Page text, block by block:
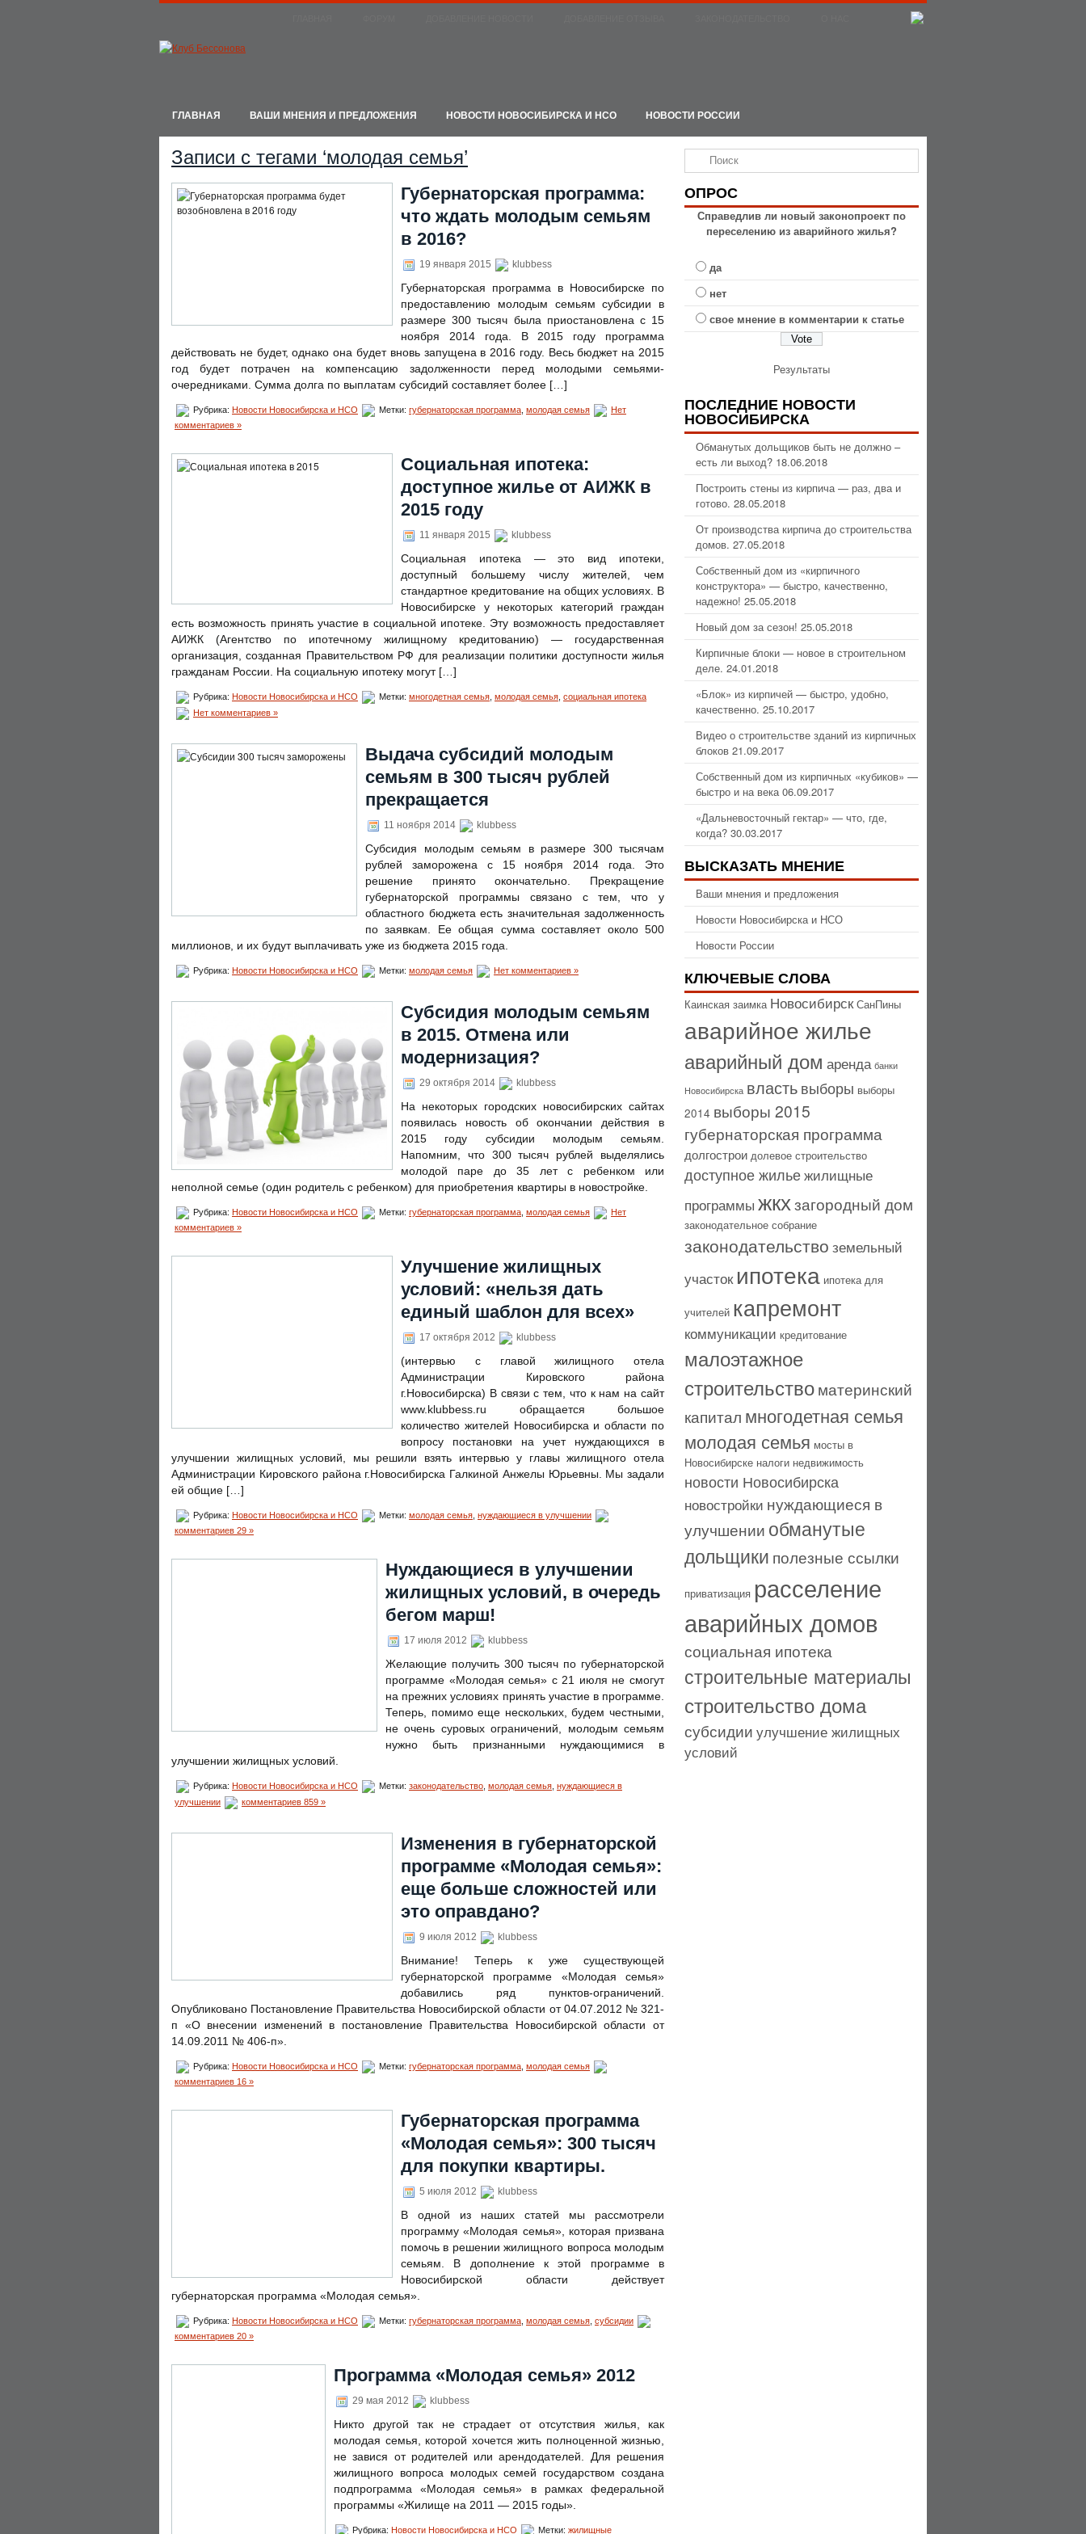
ГЛАВНАЯ ВАШИ МНЕНИЯ И ПРЕДЛОЖЕНИЯ НОВОСТИ НОВОСИБИРСКА И НСО НОВОСТИ РОССИИ
Записи с тегами ‘молодая семья’
Губернаторская программа:
что ждать молодым семьям
в 2016?
19 января 2015 klubbess
Губернаторская программа в Новосибирске по
предоставлению молодым семьям субсидии в
размере 300 тысяч была приостановлена с 15
ноября 2014 года. В 2015 году программа
действовать не будет, однако она будет вновь запущена в 2016 году. Весь бюджет на 2015
год будет потрачен на компенсацию задолженности перед молодыми семьями-
очередниками. Сумма долга по выплатам субсидий составляет более […]
Рубрика: Новости Новосибирска и НСО Метки: губернаторская программа молодая семья
Нет
комментариев »
Социальная ипотека:
доступное жилье от АИЖК в
2015 году
11 января 2015 klubbess
Социальная ипотека — это вид ипотеки,
доступный большему числу жителей, чем
стандартное кредитование на общих условиях. В
Новосибирске у некоторых категорий граждан
есть возможность принять участие в социальной ипотеке. Эту возможность предоставляет
АИЖК (Агентство по ипотечному жилищному кредитованию) — государственная
организация, созданная Правительством РФ для реализации политики доступности жилья
гражданам России. На социальную ипотеку могут […]
Рубрика: Новости Новосибирска и НСО Метки: многодетная семья молодая семья социальная ипотека
Нет комментариев »
Выдача субсидий молодым
семьям в 300 тысяч рублей
прекращается
11 ноября 2014 klubbess
Субсидия молодым семьям в размере 300 тысячам
рублей заморожена с 15 ноября 2014 года. Это
решение принято окончательно. Прекращение
губернаторской программы связано с тем, что у
областного бюджета есть значительная задолженность
по заявкам. Ее общая сумма составляет около 500
миллионов, и их будут выплачивать уже из бюджета 2015 года.
Рубрика: Новости Новосибирска и НСО Метки: молодая семья Нет комментариев »
Субсидия молодым семьям
в 2015. Отмена или
модернизация?
29 октября 2014 klubbess
На некоторых городских новосибирских сайтах
появилась новость об окончании действия в
2015 году субсидии молодым семьям.
Напомним, что 300 тысяч рублей выделялись
молодой паре до 35 лет с ребенком или
неполной семье (один родитель с ребенком) для приобретения квартиры в новостройке.
Рубрика: Новости Новосибирска и НСО Метки: губернаторская программа молодая семья
Нет
комментариев »
Улучшение жилищных
условий: «нельзя дать
единый шаблон для всех»
17 октября 2012 klubbess
(интервью с главой жилищного отела
Администрации Кировского района
г.Новосибирска) В связи с тем, что к нам на сайт
www.klubbess.ru обращается большое
количество жителей Новосибирска и области по
вопросу постановки на учет нуждающихся в
улучшении жилищных условий, мы решили взять интервью у главы жилищного отела
Администрации Кировского района г.Новосибирска Галкиной Анжелы Юрьевны. Мы задали
ей общие […]
Рубрика: Новости Новосибирска и НСО Метки: молодая семья нуждающиеся в улучшении
комментариев 29 »
Нуждающиеся в улучшении
жилищных условий, в очередь
бегом марш!
17 июля 2012 klubbess
Желающие получить 300 тысяч по губернаторской
программе «Молодая семья» с 21 июля не смогут
на прежних условиях принять участие в программе.
Теперь, помимо еще нескольких, будем честными,
не очень суровых ограничений, молодым семьям
нужно быть признанными нуждающимися в
улучшении жилищных условий.
Рубрика: Новости Новосибирска и НСО Метки: законодательство молодая семья нуждающиеся в
улучшении
комментариев 859 »
Изменения в губернаторской
программе «Молодая семья»:
еще больше сложностей или
это оправдано?
9 июля 2012 klubbess
Внимание! Теперь к уже существующей
губернаторской программе «Молодая семья»
добавились ряд пунктов-ограничений.
Опубликовано Постановление Правительства Новосибирской области от 04.07.2012 № 321-
п «О внесении изменений в постановление Правительства Новосибирской области от
14.09.2011 № 406-п».
Рубрика: Новости Новосибирска и НСО Метки: губернаторская программа молодая семья
комментариев 16 »
Губернаторская программа
«Молодая семья»: 300 тысяч
для покупки квартиры.
5 июля 2012 klubbess
В одной из наших статей мы рассмотрели
программу «Молодая семья», которая призвана
помочь в решении жилищного вопроса молодым
семьям. В дополнение к этой программе в
Новосибирской области действует
губернаторская программа «Молодая семья».
Рубрика: Новости Новосибирска и НСО Метки: губернаторская программа молодая семья субсидии
комментариев 20 »
Программа «Молодая семья» 2012
29 мая 2012 klubbess
Никто другой так не страдает от отсутствия жилья, как
молодая семья, которой хочется жить полноценной жизнью,
не завися от родителей или арендодателей. Для решения
жилищного вопроса молодых семей государством создана
подпрограмма «Молодая семья» в рамках федеральной
программы «Жилище на 2011 — 2015 годы».
Рубрика: Новости Новосибирска и НСО Метки: жилищные
ОПРОС
Справедлив ли новый законопроект по
переселению из аварийного жилья?
да
нет
свое мнение в комментарии к статье
Результаты
ПОСЛЕДНИЕ НОВОСТИ
НОВОСИБИРСКА
Обманутых дольщиков быть не должно –
есть ли выход? 18.06.2018
Построить стены из кирпича — раз, два и
готово. 28.05.2018
От производства кирпича до строительства
домов. 27.05.2018
Собственный дом из «кирпичного
конструктора» — быстро, качественно,
надежно! 25.05.2018
Новый дом за сезон! 25.05.2018
Кирпичные блоки — новое в строительном
деле. 24.01.2018
«Блок» из кирпичей — быстро, удобно,
качественно. 25.10.2017
Видео о строительстве зданий из кирпичных
блоков 21.09.2017
Собственный дом из кирпичных «кубиков» —
быстро и на века 06.09.2017
«Дальневосточный гектар» — что, где,
когда? 30.03.2017
ВЫСКАЗАТЬ МНЕНИЕ
Ваши мнения и предложения
Новости Новосибирска и НСО
Новости России
КЛЮЧЕВЫЕ СЛОВА
Каинская заимка Новосибирск СанПины
аварийное жилье
аварийный дом аренда банки
Новосибирска властьвыборы выборы
2014 выборы 2015
губернаторская программа
долгострои долевое строительство
доступное жильежилищные
программы жкхзагородный дом
законодательное собрание
законодательство земельный
участок ипотека ипотека для
учителей капремонт
коммуникации кредитование
малоэтажное
строительствоматеринский
капитал многодетная семья
молодая семья мосты в
Новосибирске налоги недвижимость
новости Новосибирска
новостройки нуждающиеся в
улучшении обманутые
дольщики полезные ссылки
приватизация расселение
аварийных домов
социальная ипотека
строительные материалы
строительство дома
субсидии улучшение жилищных
условий